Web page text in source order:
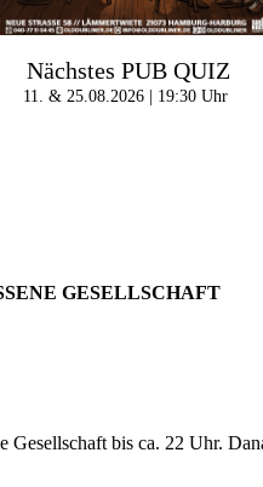
Nächstes PUB QUIZ
11. & 25.08.2026 | 19:30 Uhr
GESELLSCHAFT
Gesellschaft bis ca. 22 Uhr.